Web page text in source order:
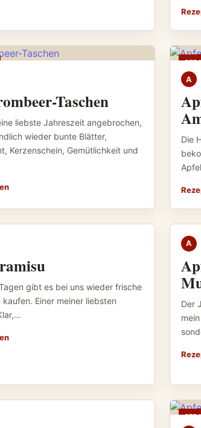
Taschen
liebste Jahreszeit angebrochen,
wieder bunte Blätter,
Kerzenschein, Gemütlichkeit und
A
Die
gibt es bei uns wieder frische
Einer meiner liebsten
A
Der